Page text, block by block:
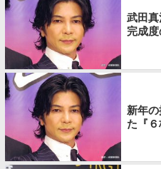
武田
完成
新年
た『６